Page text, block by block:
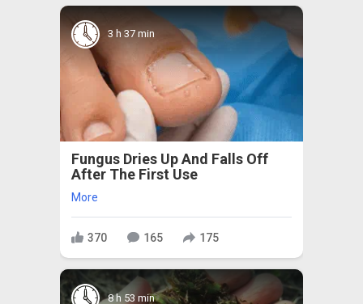
3 h 37 min
Fungus Dries Up And Falls Off
After The First Use
More
370 165 175
8 h 53 min